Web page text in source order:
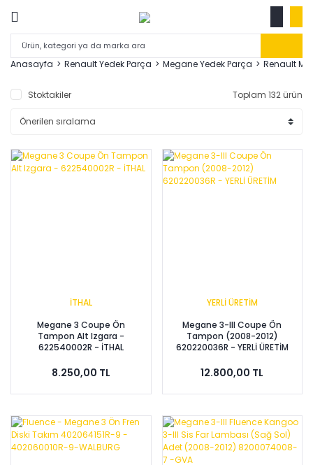
Anasayfa Renault Yedek Parça Megane Yedek Parça Renault
Stoktakiler Toplam 132 ürün
İTHAL
Megane 3 Coupe Ön
Tampon Alt Izgara -
622540002R - İTHAL
8.250,00 TL
YERLİ ÜRETİM
Megane 3-III Coupe Ön
Tampon (2008-2012)
620220036R - YERLİ ÜRETİM
12.800,00 TL